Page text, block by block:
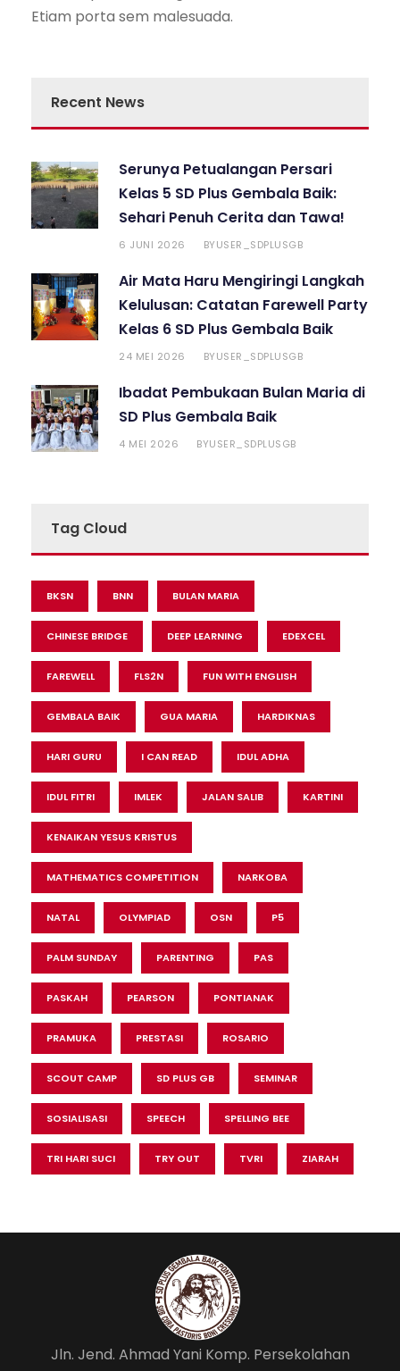
Etiam porta sem malesuada.
Recent News
Serunya Petualangan Persari
Kelas 5 SD Plus Gembala Baik:
Sehari Penuh Cerita dan Tawa!
6 JUNI 2026 BYUSER_SDPLUSGB
Air Mata Haru Mengiringi Langkah
Kelulusan: Catatan Farewell Party
Kelas 6 SD Plus Gembala Baik
24 MEI 2026 BYUSER_SDPLUSGB
Ibadat Pembukaan Bulan Maria di
SD Plus Gembala Baik
4 MEI 2026 BYUSER_SDPLUSGB
Tag Cloud
BKSN BNN BULAN MARIA
CHINESE BRIDGE DEEP LEARNING EDEXCEL
FAREWELL FLS2N FUN WITH ENGLISH
GEMBALA BAIK GUA MARIA HARDIKNAS
HARI GURU I CAN READ IDUL ADHA
IDUL FITRI IMLEK JALAN SALIB KARTINI
KENAIKAN YESUS KRISTUS
MATHEMATICS COMPETITION NARKOBA
NATAL OLYMPIAD OSN P5
PALM SUNDAY PARENTING PAS
PASKAH PEARSON PONTIANAK
PRAMUKA PRESTASI ROSARIO
SCOUT CAMP SD PLUS GB SEMINAR
SOSIALISASI SPEECH SPELLING BEE
TRI HARI SUCI TRY OUT TVRI ZIARAH
Jln. Jend. Ahmad Yani Komp. Persekolahan